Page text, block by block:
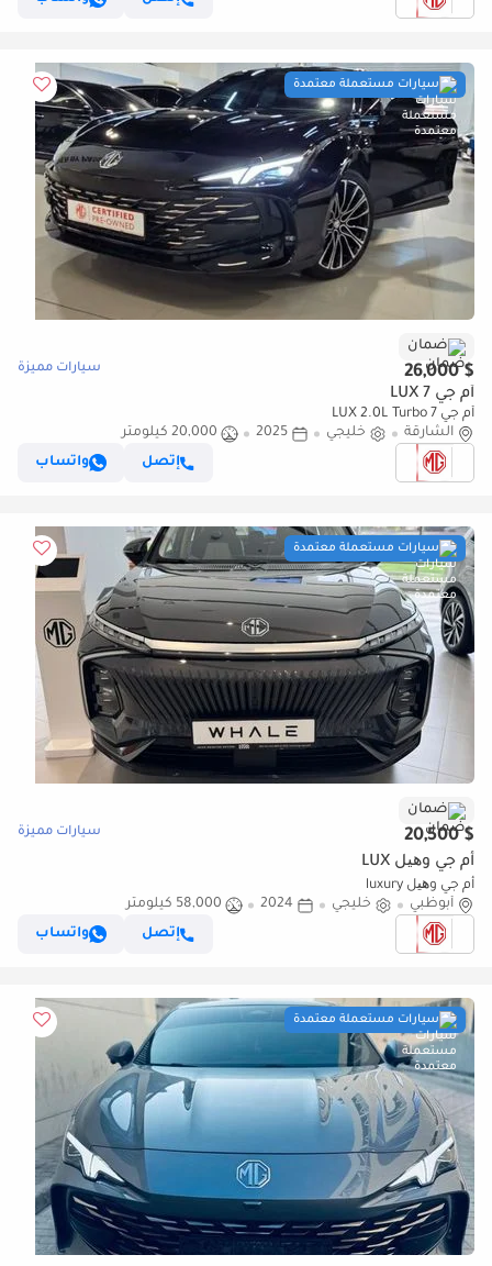
سيارات مستعملة معتمدة
ضمان
$ 26,000 سيارات مميزة
أم جي 7 LUX
أم جي 7 LUX 2.0L Turbo
الشارقة
خليجي 2025
20,000 كيلومتر
إتصل
واتساب
سيارات مستعملة معتمدة
ضمان
$ 20,500 سيارات مميزة
أم جي وھیل LUX
أم جي وھیل luxury
أبوظبي
خليجي 2024
58,000 كيلومتر
إتصل
واتساب
سيارات مستعملة معتمدة